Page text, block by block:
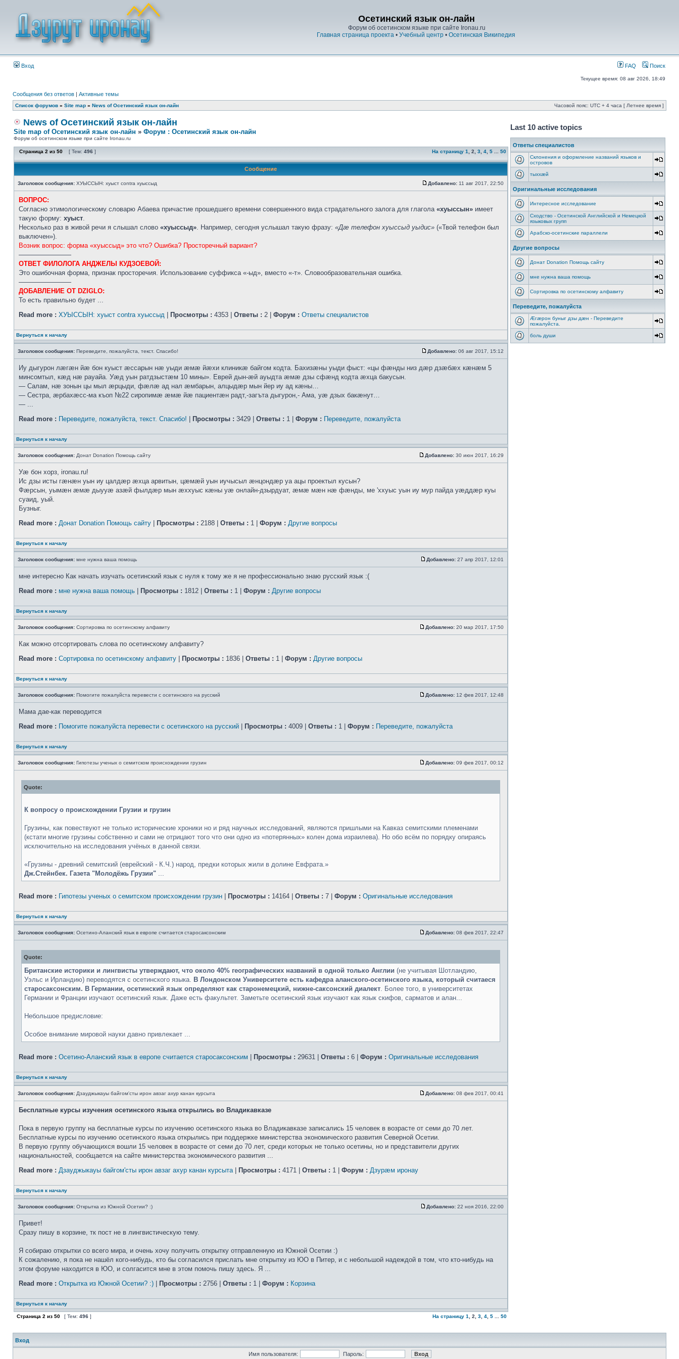
Осетинский язык он-лайн
Форум об осетинском языке при сайте Ironau.ru
Главная страница проекта • Учебный центр • Осетинская Википедия
Вход FAQ Поиск
Текущее время: 08 авг 2026, 18:49
Сообщения без ответов | Активные темы
Список форумов » Site map » News of Осетинский язык он-лайн Часовой пояс: UTC + 4 часа [ Летнее время ]
News of Осетинский язык он-лайн
Site map of Осетинский язык он-лайн » Форум : Осетинский язык он-лайн
Форум об осетинском языке при сайте Ironau.ru
Страница 2 из 50 [ Тем: 496 ] На страницу 1 2 3 4 5 50
Сообщение
Заголовок сообщения: ХУЫССЫН: хуыст contra хуыссыд Добавлено: 11 авг 2017, 22:50
ВОПРОС:
Согласно этимологическому словарю Абаева причастие прошедшего времени совершенного вида страдательного залога для глагола «хуыссын» имеет
такую форму: хуыст.
Несколько раз в живой речи я слышал слово «хуыссыд». Например, сегодня услышал такую фразу: «Дæ телефон хуыссыд уыдис» («Твой телефон был
выключен»).
Возник вопрос: форма «хуыссыд» это что? Ошибка? Просторечный вариант?
————————
ОТВЕТ ФИЛОЛОГА АНДЖЕЛЫ КУДЗОЕВОЙ:
Это ошибочная форма, признак просторечия. Использование суффикса «-ыд», вместо «-т». Словообразовательная ошибка.
————————
ДОБАВЛЕНИЕ ОТ DZIGLO:
То есть правильно будет ...
Read more : ХУЫССЫН: хуыст contra хуыссыд Просмотры : 4353 | Ответы : 2 | Форум : Ответы специалистов
Вернуться к началу
Заголовок сообщения: Переведите, пожалуйста, текст. Спасибо! Добавлено: 06 авг 2017, 15:12
Иу дыгурон лæгæн йæ бон куыст æссарын нæ уыди æмæ йæхи клиникæ байгом кодта. Бахизæны уыди фыст: «цы фæнды низ дæр дзæбæх кæнæм 5
минсомтыл, кæд нæ рауайа. Уæд уын ратдзыстæм 10 мины». Еврей дын-æй ауыдта æмæ дзы сфæнд кодта æхца бакусын.
— Салам, нæ зонын цы мыл æрцыди, фæлæ ад нал æмбарын, алцыдæр мын йер иу ад кæны…
— Сестра, æрбахæсс-ма къоп №22 сиропимæ æмæ йæ пациентæн радт,-загъта дыгурон,- Ама, уæ дзых бакæнут…
— ...
Read more : Переведите, пожалуйста, текст. Спасибо! Просмотры : 3429 | Ответы : 1 | Форум : Переведите, пожалуйста
Вернуться к началу
Заголовок сообщения: Донат Donation Помощь сайту Добавлено: 30 июн 2017, 16:29
Уӕ бон хорз, ironau.ru!
Ис дзы исты гӕнӕн уын иу цалдӕр ӕхца арвитын, цӕмӕй уын иучысыл ӕнцондӕр уа ацы проектыл кусын?
Фӕрсын, уымӕн ӕмӕ дыууӕ азӕй фылдӕр мын ӕххуыс кӕны уӕ онлайн-дзырдуат, ӕмӕ мӕн нӕ фӕнды, ме 'ххуыс уын иу мур пайда уӕддӕр куы
суаид, уый.
Бузныг.
Read more : Донат Donation Помощь сайту Просмотры : 2188 | Ответы : 1 | Форум : Другие вопросы
Вернуться к началу
Заголовок сообщения: мне нужна ваша помощь Добавлено: 27 апр 2017, 12:01
мне интересно Как начать изучать осетинский язык с нуля к тому же я не профессионально знаю русский язык :(
Read more : мне нужна ваша помощь Просмотры : 1812 | Ответы : 1 | Форум : Другие вопросы
Вернуться к началу
Заголовок сообщения: Сортировка по осетинскому алфавиту Добавлено: 20 мар 2017, 17:50
Как можно отсортировать слова по осетинскому алфавиту?
Read more : Сортировка по осетинскому алфавиту Просмотры : 1836 | Ответы : 1 | Форум : Другие вопросы
Вернуться к началу
Заголовок сообщения: Помогите пожалуйста перевести с осетинского на русский Добавлено: 12 фев 2017, 12:48
Мама дае-как переводится
Read more : Помогите пожалуйста перевести с осетинского на русский Просмотры : 4009 | Ответы : 1 | Форум : Переведите, пожалуйста
Вернуться к началу
Заголовок сообщения: Гипотезы ученых о семитском происхождении грузин Добавлено: 09 фев 2017, 00:12
Quote:
К вопросу о происхождении Грузии и грузин
Грузины, как повествуют не только исторические хроники но и ряд научных исследований, являются пришлыми на Кавказ семитскими племенами
(кстати многие грузины собственно и сами не отрицают того что они одно из «потерянных» колен дома израилева). Но обо всём по порядку опираясь
исключительно на исследования учёных в данной связи.
«Грузины - древний семитский (еврейский - К.Ч.) народ, предки которых жили в долине Евфрата.»
Дж.Стейнбек. Газета "Молодёжь Грузии" ...
Read more : Гипотезы ученых о семитском происхождении грузин Просмотры : 14164 | Ответы : 7 | Форум : Оригинальные исследования
Вернуться к началу
Заголовок сообщения: Осетино-Аланский язык в европе считается старосаксонским Добавлено: 08 фев 2017, 22:47
Quote:
Британские историки и лингвисты утверждают, что около 40% географических названий в одной только Англии (не учитывая Шотландию,
Уэльс и Ирландию) переводятся с осетинского языка. В Лондонском Университете есть кафедра аланского-осетинского языка, который считаеся
старосаксонским. В Германии, осетинский язык определяют как старонемецкий, нижне-саксонский диалект. Более того, в университетах
Германии и Франции изучают осетинский язык. Даже есть факультет. Заметьте осетинский язык изучают как язык скифов, сарматов и алан...
Небольшое предисловие:
Особое внимание мировой науки давно привлекает ...
Read more : Осетино-Аланский язык в европе считается старосаксонским Просмотры : 29631 | Ответы : 6 | Форум : Оригинальные исследования
Вернуться к началу
Заголовок сообщения: Дзауджыкауы байгом'сты ирон авзаг ахур канан курсыта Добавлено: 08 фев 2017, 00:41
Бесплатные курсы изучения осетинского языка открылись во Владикавказе
Пока в первую группу на бесплатные курсы по изучению осетинского языка во Владикавказе записались 15 человек в возрасте от семи до 70 лет.
Бесплатные курсы по изучению осетинского языка открылись при поддержке министерства экономического развития Северной Осетии.
В первую группу обучающихся вошли 15 человек в возрасте от семи до 70 лет, среди которых не только осетины, но и представители других
национальностей, сообщается на сайте министерства экономического развития ...
Read more : Дзауджыкауы байгом'сты ирон авзаг ахур канан курсыта| Просмотры : 4171 | Ответы : 1 | Форум : Дзурæм иронау
Вернуться к началу
Заголовок сообщения: Открытка из Южной Осетии? :) Добавлено: 22 ноя 2016, 22:00
Привет!
Сразу пишу в корзине, тк пост не в лингвистическую тему.
Я собираю открытки со всего мира, и очень хочу получить открытку отправленную из Южной Осетии :)
К сожалению, я пока не нашёл кого-нибудь, кто бы согласился прислать мне открытку из ЮО в Питер, и с небольшой надеждой в том, что кто-нибудь на
этом форуме находится в ЮО, и солгасится мне в этом помочь пишу здесь. Я ...
Read more : Открытка из Южной Осетии? :) Просмотры : 2756 | Ответы : 1 | Форум : Корзина
Вернуться к началу
Страница 2 из 50 [ Тем: 496 ] На страницу 1 2 3 4 5 50
Last 10 active topics
Ответы специалистов
Склонения и оформление названий языков и
островов
тыххӕй
Оригинальные исследования
Интересное исследование
Сходство - Осетинской Английской и Немецкой
языковых групп
Арабско-осетинские параллели
Другие вопросы
Донат Donation Помощь сайту
мне нужна ваша помощь
Сортировка по осетинскому алфавиту
Переведите, пожалуйста
Æгæрон буныг дзы дæн - Переведите
пожалуйста.
боль души
Вход
Имя пользователя: Пароль: